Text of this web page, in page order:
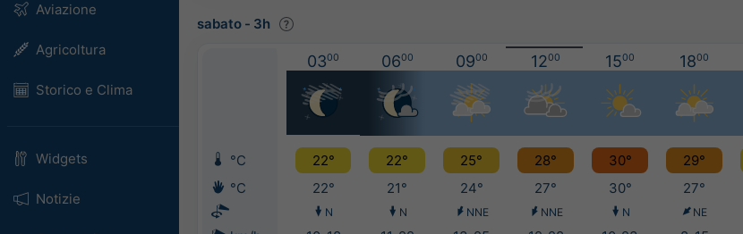
Aviazione
Agricoltura
Storico e Clima
Widgets
Notizie
sabato - 3h
0300 0600 0900 1200 1500 1800
°C 22° 22° 25° 28° 30° 29°
°C
22° 21° 24° 27° 30° 27°
N N NNE NNE N NE